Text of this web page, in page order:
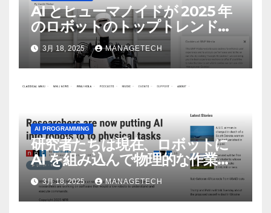
AI とヒューマノイドが 2025 年
のロボットのトップトレンドに |
ASSEMBLY
3月 18, 2025 MANAGETECH
AI PROGRAMMING
研究者たちは現在、ロボットに
AI を組み込んで物理的な作業を
実行させている | ノーザン パブ
リック ラジオ: WNIJ および
WNIU
3月 18, 2025 MANAGETECH